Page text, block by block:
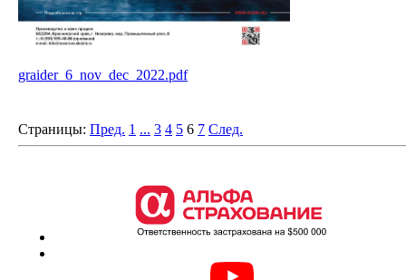
graider_6_nov_dec_2022.pdf
Страницы: Пред. 1 ... 3 4 5 6 7 След.